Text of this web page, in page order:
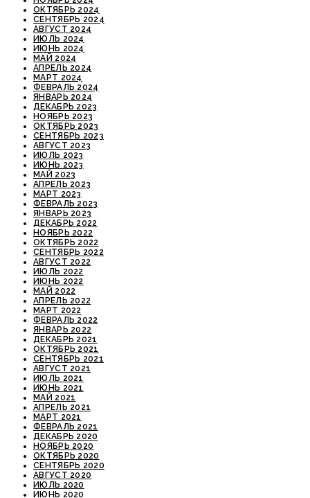
ОКТЯБРЬ 2024
СЕНТЯБРЬ 2024
АВГУСТ 2024
ИЮЛЬ 2024
ИЮНЬ 2024
МАЙ 2024
АПРЕЛЬ 2024
МАРТ 2024
ФЕВРАЛЬ 2024
ЯНВАРЬ 2024
ДЕКАБРЬ 2023
НОЯБРЬ 2023
ОКТЯБРЬ 2023
СЕНТЯБРЬ 2023
АВГУСТ 2023
ИЮЛЬ 2023
ИЮНЬ 2023
МАЙ 2023
АПРЕЛЬ 2023
МАРТ 2023
ФЕВРАЛЬ 2023
ЯНВАРЬ 2023
ДЕКАБРЬ 2022
НОЯБРЬ 2022
ОКТЯБРЬ 2022
СЕНТЯБРЬ 2022
АВГУСТ 2022
ИЮЛЬ 2022
ИЮНЬ 2022
МАЙ 2022
АПРЕЛЬ 2022
МАРТ 2022
ФЕВРАЛЬ 2022
ЯНВАРЬ 2022
ДЕКАБРЬ 2021
ОКТЯБРЬ 2021
СЕНТЯБРЬ 2021
АВГУСТ 2021
ИЮЛЬ 2021
ИЮНЬ 2021
МАЙ 2021
АПРЕЛЬ 2021
МАРТ 2021
ФЕВРАЛЬ 2021
ДЕКАБРЬ 2020
НОЯБРЬ 2020
ОКТЯБРЬ 2020
СЕНТЯБРЬ 2020
АВГУСТ 2020
ИЮЛЬ 2020
ИЮНЬ 2020